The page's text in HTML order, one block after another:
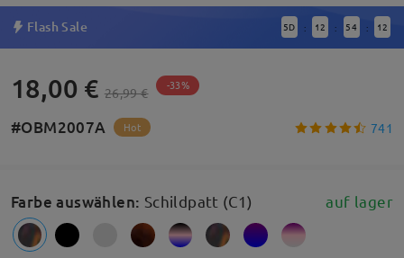
Flash Sale 5D : 12 : 54 : 11
18,00 € 26,99 € -33%
#OBM2007A Hot 741
Farbe auswählen: Schildpatt (C1) auf lager